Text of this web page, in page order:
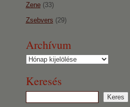
Zene(33)
Zsebvers (29)
Archívum
Archívum
Keresés